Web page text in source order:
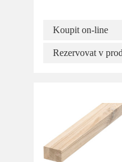
Koupit on-line
Rezervovat v